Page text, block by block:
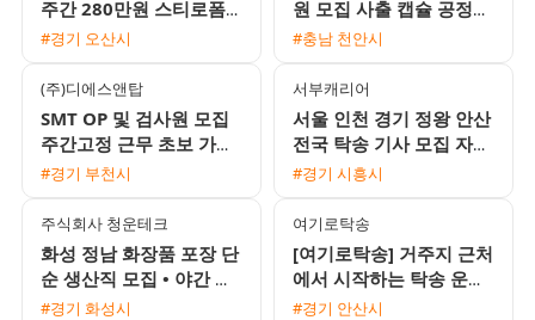
주간 280만원 스티로폼
박스 생산 포장 사원 모집
#경기 오산시
원 모집 사출 캡슐 공정
기숙사 제공 주급 가능
#충남 천안시
(주)디에스앤탑
SMT OP 및 검사원 모집
주간고정 근무 초보 가능
및 식대 혜택 제공
#경기 부천시
서부캐리어
서울 인천 경기 정왕 안산
전국 탁송 기사 모집 자차
없이 초보 가능
#경기 시흥시
주식회사 청운테크
화성 정남 화장품 포장 단
순 생산직 모집 • 야간 월
350만원 이상 • 상여 100
#경기 화성시
여기로탁송
[여기로탁송] 거주지 근처
에서 시작하는 탁송 운전
기사 모집 (일급 18만원 /
#경기 안산시